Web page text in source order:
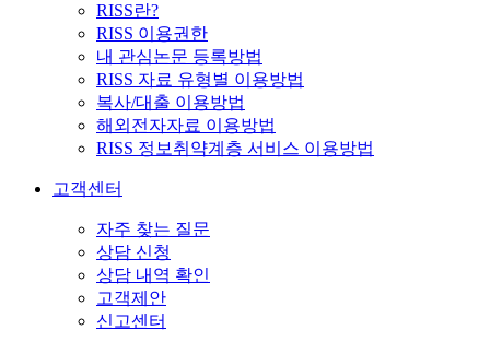
RISS란?
RISS 이용권한
내 관심논문 등록방법
RISS 자료 유형별 이용방법
복사/대출 이용방법
해외전자자료 이용방법
RISS 정보취약계층 서비스 이용방법
고객센터
자주 찾는 질문
상담 신청
상담 내역 확인
고객제안
신고센터